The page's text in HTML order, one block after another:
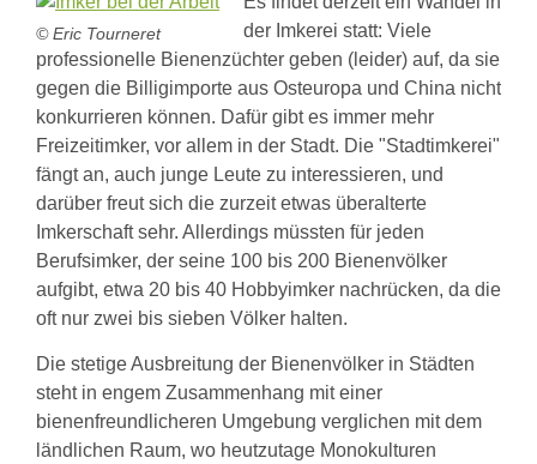
Wesensgemäße
Bienenhaltung
Stadtimkerei
Literatur
Links
Wildbienen
Bestäubungsfunktion
Gefährdung
Schutz
Hilfe
Literatur
Links
Gärtnern
Allgemein
Links
Biologische
© Eric Tourneret
der Imkerei statt: Viele
professionelle Bienenzüchter geben (leider) auf, da sie
gegen die Billigimporte aus Osteuropa und China nicht
konkurrieren können. Dafür gibt es immer mehr
Freizeitimker, vor allem in der Stadt. Die "Stadtimkerei"
fängt an, auch junge Leute zu interessieren, und
darüber freut sich die zurzeit etwas überalterte
Imkerschaft sehr. Allerdings müssten für jeden
Berufsimker, der seine 100 bis 200 Bienenvölker
aufgibt, etwa 20 bis 40 Hobbyimker nachrücken, da die
oft nur zwei bis sieben Völker halten.
Die stetige Ausbreitung der Bienenvölker in Städten
steht in engem Zusammenhang mit einer
bienenfreundlicheren Umgebung verglichen mit dem
ländlichen Raum, wo heutzutage Monokulturen